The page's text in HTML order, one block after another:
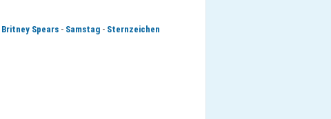
Britney Spears- Samstag- Sternzeichen